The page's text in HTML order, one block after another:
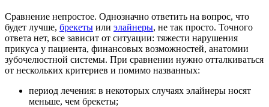
Сравнение непростое. Однозначно ответить на вопрос, что
будет лучше, брекеты или элайнеры, не так просто. Точного
ответа нет, все зависит от ситуации: тяжести нарушения
прикуса у пациента, финансовых возможностей, анатомии
зубочелюстной системы. При сравнении нужно отталкиваться
от нескольких критериев и помимо названных:
период лечения: в некоторых случаях элайнеры носят
меньше, чем брекеты;